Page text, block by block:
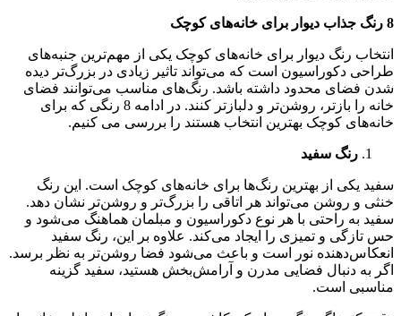
8 رنگ جذاب دیوار برای خانه‌های کوچک
انتخاب رنگ دیوار برای خانه‌های کوچک یکی از مهم‌ترین جنبه‌های
طراحی دکوراسیون است که می‌تواند تاثیر زیادی در بزرگ‌تر دیده
شدن فضای محدود داشته باشد. رنگ‌های مناسب می‌توانند فضای
خانه را بازتر، روشن‌تر و دلبازتر کنند. در ادامه 8 رنگی که برای
خانه‌های کوچک بهترین انتخاب هستند را بررسی می کنیم.
رنگ سفید
سفید یکی از بهترین رنگ‌ها برای خانه‌های کوچک است. این رنگ
خنثی و روشن می‌تواند هر اتاقی را بزرگ‌تر و روشن‌تر نشان دهد.
سفید به راحتی با هر نوع دکوراسیون و مبلمان هماهنگ می‌شود و
حس تازگی و تمیزی را ایجاد می‌کند. علاوه بر این، رنگ سفید
انعکاس‌دهنده نور است و باعث می‌شود فضا روشن‌تر به نظر برسد.
اگر به دنبال فضایی مدرن و آرامش‌بخش هستید، سفید گزینه
مناسبی است.